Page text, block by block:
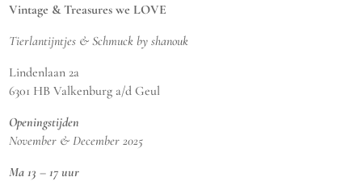
Vintage & Treasures we LOVE
Tierlantijntjes & Schmuck by shanouk
Lindenlaan 2a
6301 HB Valkenburg a/d Geul
Openingstijden
November & December 2025
Ma 13 – 17 uur